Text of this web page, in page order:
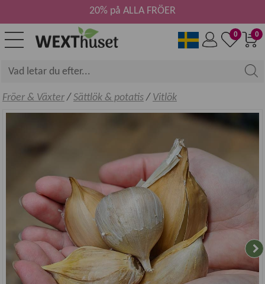
0
0
20% på ALLA FRÖER
Fröer & Växter/ Sättlök & potatis/ Vitlök